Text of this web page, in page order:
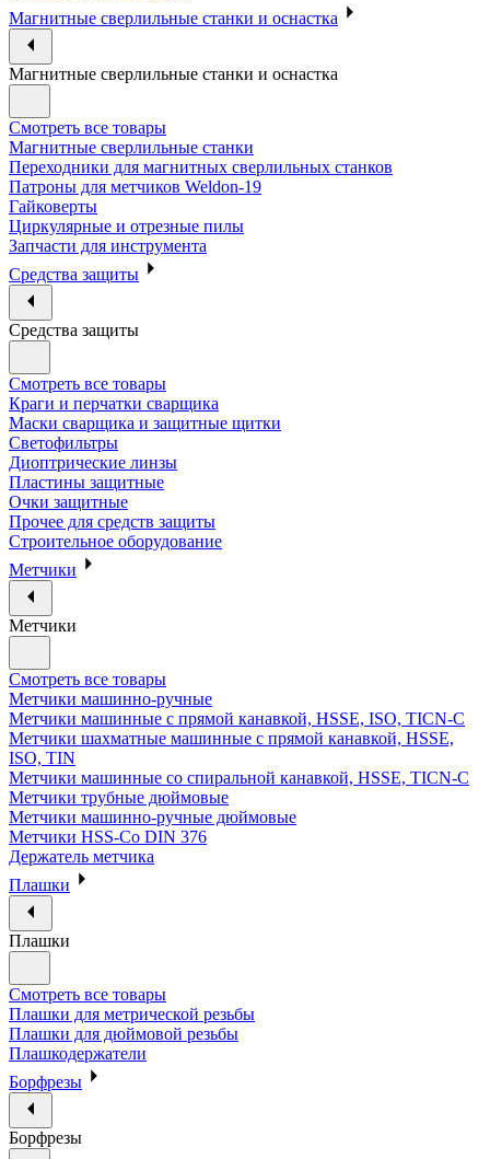
Магнитные сверлильные станки и оснастка
Магнитные сверлильные станки и оснастка
Смотреть все товары
Магнитные сверлильные станки
Переходники для магнитных сверлильных станков
Патроны для метчиков Weldon-19
Гайковерты
Циркулярные и отрезные пилы
Запчасти для инструмента
Средства защиты
Средства защиты
Смотреть все товары
Краги и перчатки сварщика
Маски сварщика и защитные щитки
Светофильтры
Диоптрические линзы
Пластины защитные
Очки защитные
Прочее для средств защиты
Строительное оборудование
Метчики
Метчики
Смотреть все товары
Метчики машинно-ручные
Метчики машинные с прямой канавкой, HSSE, ISO, TICN-C
Метчики шахматные машинные с прямой канавкой, HSSE,
ISO, TIN
Метчики машинные со спиральной канавкой, HSSE, TICN-C
Метчики трубные дюймовые
Метчики машинно-ручные дюймовые
Метчики HSS-Co DIN 376
Держатель метчика
Плашки
Плашки
Смотреть все товары
Плашки для метрической резьбы
Плашки для дюймовой резьбы
Плашкодержатели
Борфрезы
Борфрезы